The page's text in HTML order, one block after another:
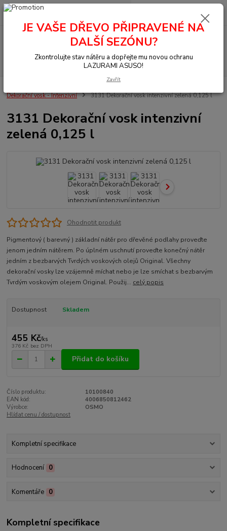
Hledat
+420 377 441 961 0,00 Kč
Dekorační vosk - Intenzivní
3131 Dekorační vosk intenzivní zelená 0,125 l
3131 Dekorační vosk intenzivní
zelená 0,125 l
Ohodnotit produkt
Pigmentový ( barevný ) základní nátěr pro dřevěné podlahy proveďte
jenom jedním nátěrem. Po úplném uschnutí proveďte konečný nátěr
jedním z bezbarvých Tvrdých voskových olejů Original. Všechny
dekorační vosky lze vzájemně míchat nebo je lze smíchat s bezbarvým
Tvrdým voskovým olejem Original. Použij... celý popis
Dostupnost Skladem
455 Kč/ks
376 Kč bez DPH
Přidat do košíku
Číslo produktu:
10100840
EAN kód:
4006850812462
Výrobce:
OSMO
Hlídat cenu / dostupnost
Kompletní specifikace
Hodnocení 0
Komentáře 0
Kompletní specifikace
JE VAŠE DŘEVO PŘIPRAVENÉ NA
DALŠÍ SEZÓNU?
Zkontrolujte stav nátěru a dopřejte mu novou ochranu
LAZURAMI ASUSO!
Zavřít